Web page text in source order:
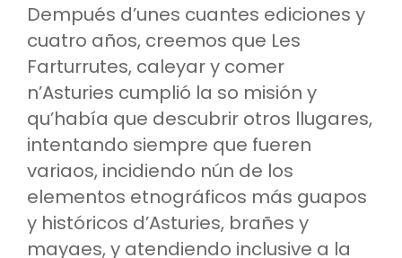
Dempués d’unes cuantes ediciones y
cuatro años, creemos que Les
Farturrutes, caleyar y comer
n’Asturies cumplió la so misión y
qu’había que descubrir otros llugares,
intentando siempre que fueren
variaos, incidiendo nún de los
elementos etnográficos más guapos
y históricos d’Asturies, brañes y
mayaes, y atendiendo inclusive a la